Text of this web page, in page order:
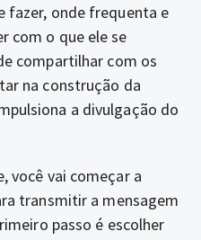
fazer, onde frequenta e
com o que ele se
compartilhar com os
na construção da
a divulgação do
você vai começar a
transmitir a mensagem
passo é escolher